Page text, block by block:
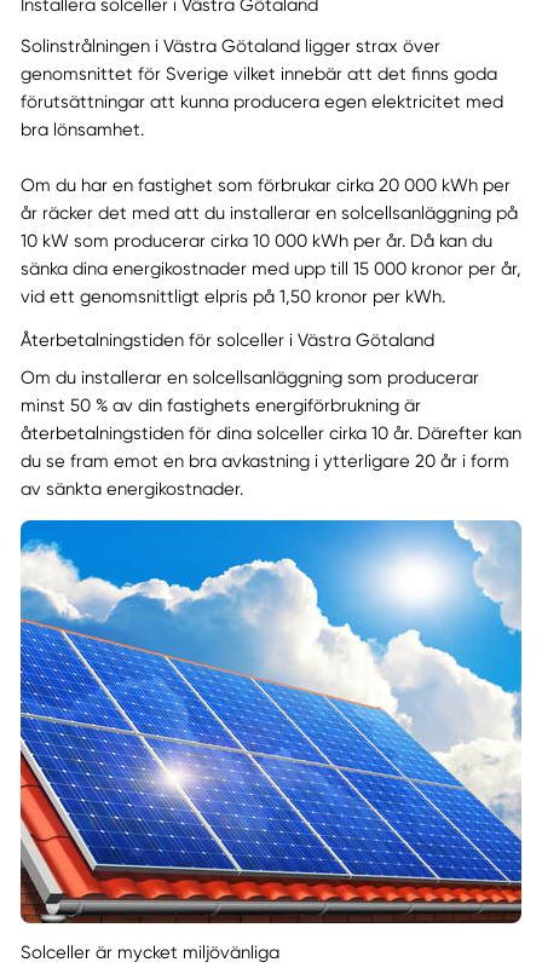
Installera solceller i Västra Götaland
Solinstrålningen i Västra Götaland ligger strax över
genomsnittet för Sverige vilket innebär att det finns goda
förutsättningar att kunna producera egen elektricitet med
bra lönsamhet.
Om du har en fastighet som förbrukar cirka 20 000 kWh per
år räcker det med att du installerar en solcellsanläggning på
10 kW som producerar cirka 10 000 kWh per år. Då kan du
sänka dina energikostnader med upp till 15 000 kronor per år,
vid ett genomsnittligt elpris på 1,50 kronor per kWh.
Återbetalningstiden för solceller i Västra Götaland
Om du installerar en solcellsanläggning som producerar
minst 50 % av din fastighets energiförbrukning är
återbetalningstiden för dina solceller cirka 10 år. Därefter kan
du se fram emot en bra avkastning i ytterligare 20 år i form
av sänkta energikostnader.
Solceller är mycket miljövänliga